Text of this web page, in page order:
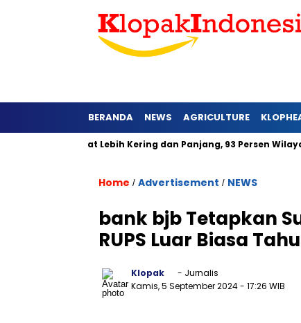
BERANDA NEWS AGRICULTURE
Jawa Barat Lebih Kering dan Panjang, 93 Persen Wilayah
Home / Advertisement / NEWS
bank bjb Tetapkan
RUPS Luar Biasa
Klopak
- Jurnalis
Kamis, 5 September 2024- 17:26 WIB